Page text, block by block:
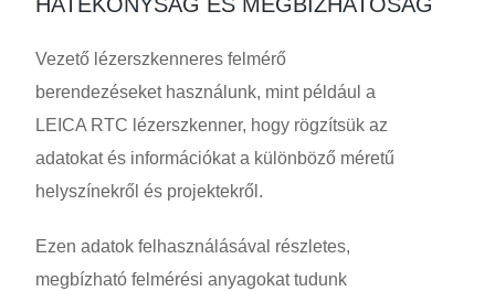
Vezető lézerszkenneres felmérő
berendezéseket használunk, mint például a
LEICA RTC lézerszkenner, hogy rögzítsük az
adatokat és információkat a különböző méretű
helyszínekről és projektekről.
Ezen adatok felhasználásával részletes,
megbízható felmérési anyagokat tudunk